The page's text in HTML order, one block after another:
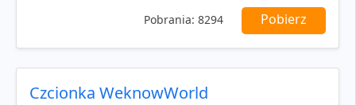
Pobrania: 8294 Pobierz
Czcionka WeknowWorld